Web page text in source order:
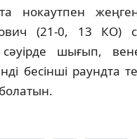
нокаутпен
(21-0, 13 КО)
шығып,
бесінші раундта